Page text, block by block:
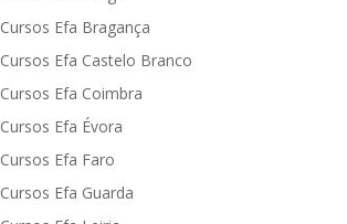
Cursos Efa Bragança
Cursos Efa Castelo Branco
Cursos Efa Coimbra
Cursos Efa Évora
Cursos Efa Faro
Cursos Efa Guarda